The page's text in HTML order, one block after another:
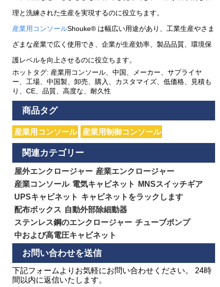
理と洗練された生産を実現するのに役立ちます。
産業用コンソールShouke® は幅広い用途があり、工業生産やさま
ざまな産業で広く使用でき、企業が生産効率、製品品質、環境保
護レベルを向上させるのに役立ちます。
ホットタグ: 産業用コンソール、中国、メーカー、サプライヤ
ー、工場、中国製、卸売、購入、カスタマイズ、低価格、見積も
り、CE、品質、高度な、耐久性
商品タグ
産業用コンソール 産業用制御コンソール
関連カテゴリー
屋外エンクロージャー 産業エンクロージャー
産業コンソール 電気キャビネット
MNSスイッチギア
UPSキャビネット キャビネットをラックします
配布ボックス 自動外部除細動器
ステンレス鋼のエンクロージャー チューブポンプ
中および高電圧キャビネット
お問い合わせを送信
下記フォームよりお気軽にお問い合わせください。 24時
間以内に返信いたします。